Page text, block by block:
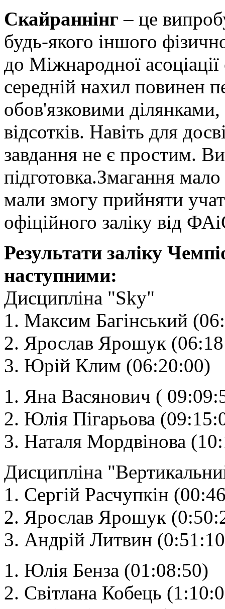
Скайраннінг– це
будь-якого іншого
до Міжнародної
середній нахил повинен
обов'язковими
відсотків. Навіть для
завдання не є простим.
підготовка.Змагання
мали змогу прийняти
офіційного заліку від
Результати заліку
наступними:
Дисципліна "Sky"
1. Максим Багінський
2. Ярослав Ярошук
3. Юрій Клим (06:20:00)
1. Яна Васянович (
2. Юлія Пігарьова
3. Наталя Мордвінова
Дисципліна
1. Сергій Расчупкін
2. Ярослав Ярошук
3. Андрій Литвин
1. Юлія Бенза (01:08:50)
2. Світлана Кобець